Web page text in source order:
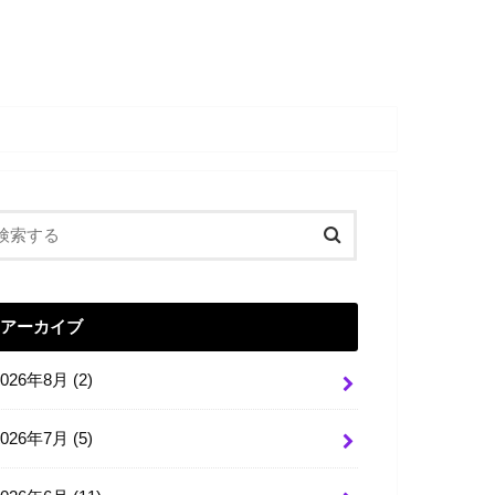
アーカイブ
年8月 (2)
年7月 (5)